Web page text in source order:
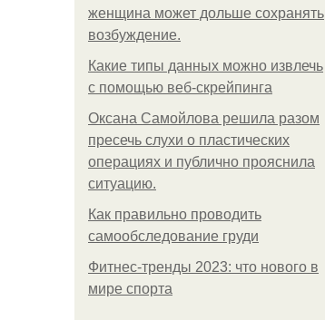
женщина может дольше сохранять
возбуждение.
Какие типы данных можно извлечь
с помощью веб-скрейпинга
Оксана Самойлова решила разом
пресечь слухи о пластических
операциях и публично прояснила
ситуацию.
Как правильно проводить
самообследование груди
Фитнес-тренды 2023: что нового в
мире спорта